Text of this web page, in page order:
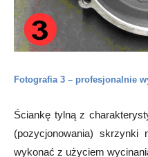
Fotografia 3 – profesjonalnie
Ściankę tylną z
(pozycjonowania) skrzynki
wykonać z użyciem